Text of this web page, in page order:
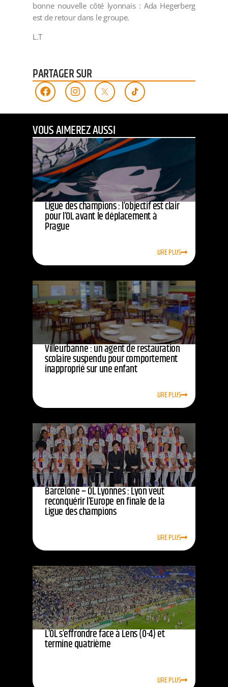
bonne nouvelle côté lyonnais : Ada Hegerberg
est de retour dans le groupe.
L.T
PARTAGER SUR
VOUS AIMEREZ AUSSI
Ligue des champions : l’objectif est clair
pour l’OL avant le déplacement à
Prague
LIRE PLUS
Villeurbanne : un agent de restauration
scolaire suspendu pour comportement
inapproprié sur une enfant
LIRE PLUS
Barcelone – OL Lyonnes : Lyon veut
reconquérir l’Europe en finale de la
Ligue des champions
LIRE PLUS
L’OL s’effrondre face à Lens (0-4) et
termine quatrième
LIRE PLUS